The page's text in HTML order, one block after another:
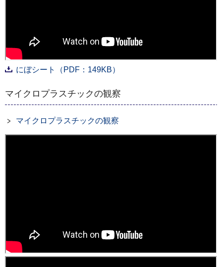
にぼシート（PDF：149KB）
マイクロプラスチックの観察
マイクロプラスチックの観察